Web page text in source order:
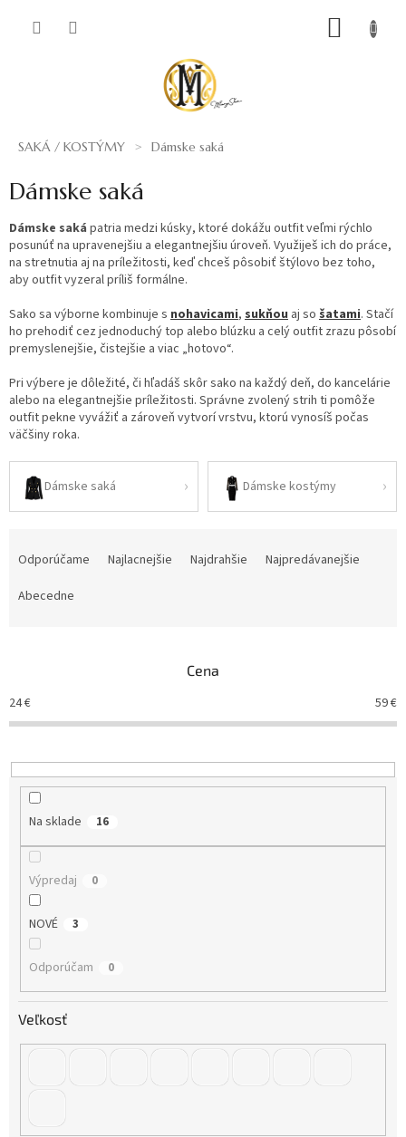
SAKÁ / KOSTÝMY Dámske saká
Dámske saká
Dámske saká patria medzi kúsky, ktoré dokážu outfit veľmi rýchlo
posunúť na upravenejšiu a elegantnejšiu úroveň. Využiješ ich do práce,
na stretnutia aj na príležitosti, keď chceš pôsobiť štýlovo bez toho,
aby outfit vyzeral príliš formálne.
Sako sa výborne kombinuje s nohavicami, sukňou aj so šatami. Stačí
ho prehodiť cez jednoduchý top alebo blúzku a celý outfit zrazu pôsobí
premyslenejšie, čistejšie a viac „hotovo“.
Pri výbere je dôležité, či hľadáš skôr sako na každý deň, do kancelárie
alebo na elegantnejšie príležitosti. Správne zvolený strih ti pomôže
outfit pekne vyvážiť a zároveň vytvorí vrstvu, ktorú vynosíš počas
väčšiny roka.
Dámske saká Dámske kostýmy
r
o
u
k
Odporúčame Najlacnejšie Najdrahšie
Najpredávanejšie
Abecedne
Cena
24€ 59€
Na sklade 16
Výpredaj 0
NOVÉ 3
Odporúčam 0
Veľkosť